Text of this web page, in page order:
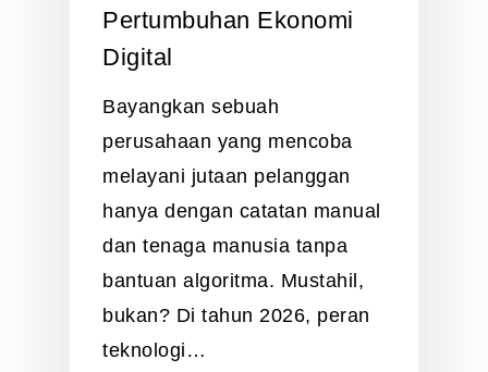
Pertumbuhan Ekonomi
Digital
Bayangkan sebuah
perusahaan yang mencoba
melayani jutaan pelanggan
hanya dengan catatan manual
dan tenaga manusia tanpa
bantuan algoritma. Mustahil,
bukan? Di tahun 2026, peran
teknologi…